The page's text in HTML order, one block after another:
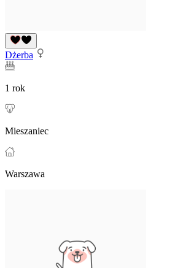
Dżerba
1 rok
Mieszaniec
Warszawa